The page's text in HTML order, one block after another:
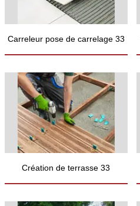
Carreleur pose de carrelage 33
Création de terrasse 33